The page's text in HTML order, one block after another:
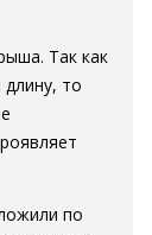
Так как
то
по